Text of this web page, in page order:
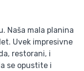
Naša mala planina
Uvek impresivne
restorani, i
se opustite i